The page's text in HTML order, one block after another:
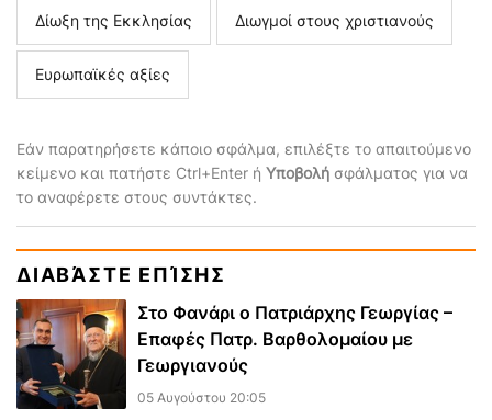
Δίωξη της Εκκλησίας Διωγμοί στους χριστιανούς
Ευρωπαϊκές αξίες
Εάν παρατηρήσετε κάποιο σφάλμα, επιλέξτε το απαιτούμενο
κείμενο και πατήστε Ctrl+Enter ή Υποβολή σφάλματος για να
το αναφέρετε στους συντάκτες.
ΔΙΑΒΆΣΤΕ ΕΠΊΣΗΣ
Στο Φανάρι ο Πατριάρχης Γεωργίας –
Επαφές Πατρ. Βαρθολομαίου με
Γεωργιανούς
05 Αυγούστου 20:05